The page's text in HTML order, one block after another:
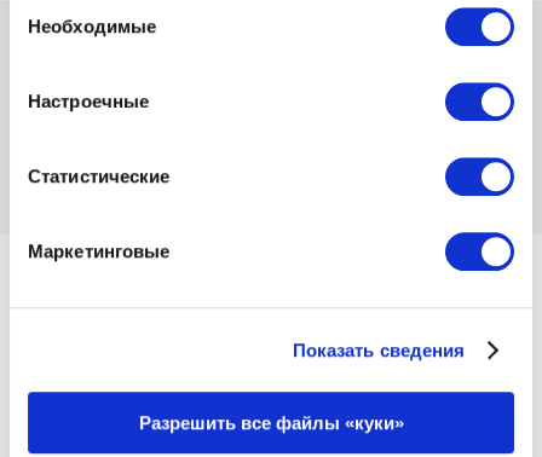
вами их сервисов.
согласия
Необходимые
Настроечные
Статистические
Маркетинговые
Показать сведения
Разрешить все файлы «куки»
47.99
Наличие:1 шт
Добавить в
Добавить в список
S M L XL